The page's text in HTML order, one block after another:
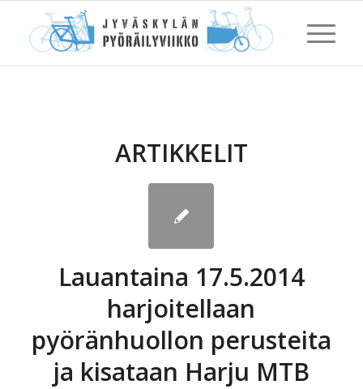
ARTIKKELIT
Lauantaina 17.5.2014
harjoitellaan
pyöränhuollon perusteita
ja kisataan Harju MTB